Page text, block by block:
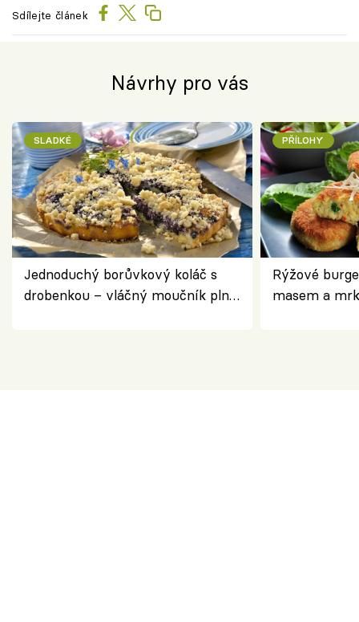
Sdílejte článek
Návrhy pro vás
SLADKÉ
Jednoduchý borůvkový koláč s
drobenkou – vláčný moučník plný
PŘÍLOHY
Rýžové
masem a